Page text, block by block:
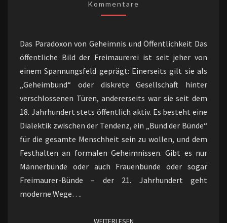
AKZEPTANZ
Kommentare
Das Paradoxon von Geheimnis und Öffentlichkeit Das
öffentliche Bild der Freimaurerei ist seit jeher von
einem Spannungsfeld geprägt: Einerseits gilt sie als
„Geheimbund“ oder diskrete Gesellschaft hinter
verschlossenen Türen, andererseits war sie seit dem
18. Jahrhundert stets öffentlich aktiv. Es besteht eine
Dialektik zwischen der Tendenz, ein „Bund der Bünde“
für die gesamte Menschheit sein zu wollen, und dem
Festhalten an formalen Geheimnissen. Gibt es nur
Männerbünde oder auch Frauenbünde oder sogar
Freimaurer-Bünde – der 21. Jahrhundert geht
moderne Wege….
WEITERLESENWEITERLESEN